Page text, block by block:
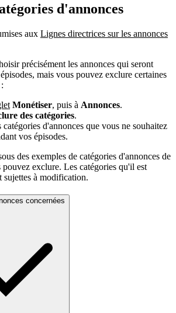
d'annonces
aux Lignes directrices sur les annonces
précisément les annonces qui seront
mais vous pouvez exclure certaines
Monétiser, puis à Annonces.
des catégories.
catégories d'annonces que vous ne souhaitez
vos épisodes.
des exemples de catégories d'annonces de
exclure. Les catégories qu'il est
sujettes à modification.
concernées